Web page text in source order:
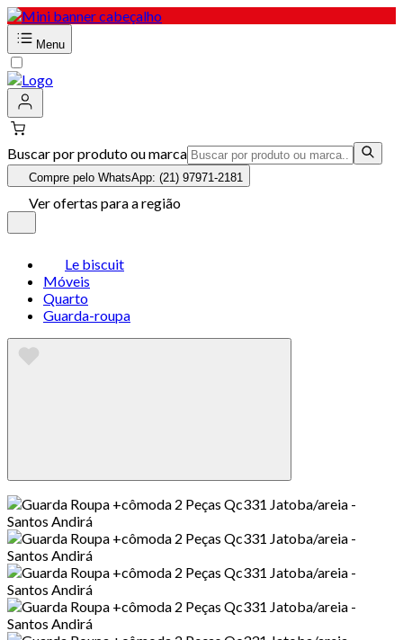
Menu
Buscar por produto ou marca
Compre pelo WhatsApp: (21) 97971-2181
Ver ofertas para a região
Le biscuit
Móveis
Quarto
Guarda-roupa